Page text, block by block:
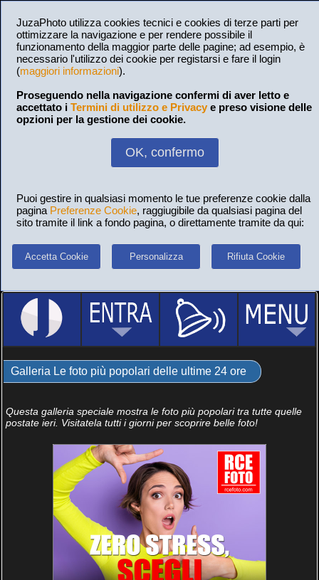
JuzaPhoto utilizza cookies tecnici e cookies di terze parti per
ottimizzare la navigazione e per rendere possibile il
funzionamento della maggior parte delle pagine; ad esempio, è
necessario l'utilizzo dei cookie per registarsi e fare il login
(maggiori informazioni).
Proseguendo nella navigazione confermi di aver letto e
accettato i Termini di utilizzo e Privacy e preso visione delle
opzioni per la gestione dei cookie.
OK, confermo
Puoi gestire in qualsiasi momento le tue preferenze cookie dalla
pagina Preferenze Cookie, raggiugibile da qualsiasi pagina del
sito tramite il link a fondo pagina, o direttamente tramite da qui:
Accetta Cookie Personalizza Rifiuta Cookie
Galleria Le foto più popolari delle ultime 24 ore
Questa galleria speciale mostra le foto più popolari tra tutte quelle
postate ieri. Visitatela tutti i giorni per scoprire belle foto!